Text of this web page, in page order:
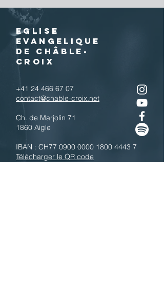
EGLISE
EVANGELIQUE
DE CHÂBLE-
CROIX
+41 24 466 67 07
contact@chable-croix.net
Ch. de Marjolin 71
1860 Aigle
IBAN : CH77 0900 0000 1800 4443 7
Télécharger le QR code